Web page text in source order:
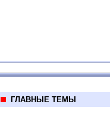
ГЛАВНЫЕ ТЕМЫ